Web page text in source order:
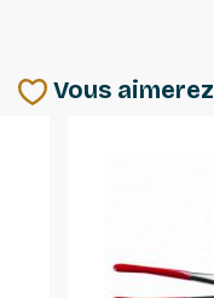
Vous